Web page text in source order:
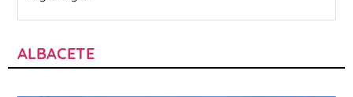
ALBACETE